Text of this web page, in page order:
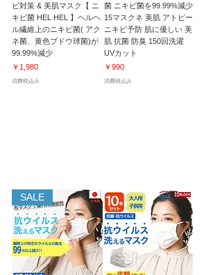
ビ対策 & 美肌マスク【 ニ
キビ菌 HEL HEL 】ヘルヘ
ル繊維上のニキビ菌( アク
ネ菌、黄色ブドウ球菌)が
99.99%減少
価格
￥1,980
消費税込み
菌 ニキビ菌を99.99%減少
15マスクネ 美肌 アトピー
ニキビ予防 肌に優しい 美
肌 抗菌 防臭 150回洗濯
UVカット
価格
￥990
消費税込み
SALE